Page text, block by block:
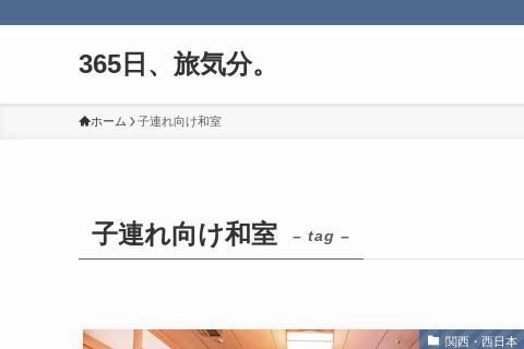
365日、旅気分。
ホーム 子連れ向け和室
子連れ向け和室 – tag –
関西・西日本